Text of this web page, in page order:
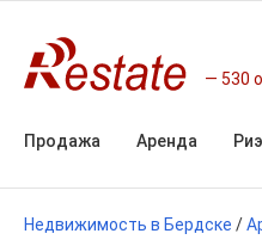
530
Продажа Аренда
Недвижимость в Бердске /